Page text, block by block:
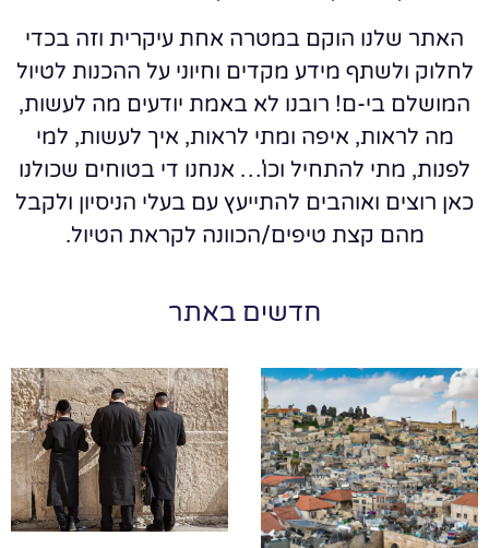
האתר שלנו הוקם במטרה אחת עיקרית וזה בכדי
לחלוק ולשתף מידע מקדים וחיוני על ההכנות לטיול
המושלם בי-ם! רובנו לא באמת יודעים מה לעשות,
מה לראות, איפה ומתי לראות, איך לעשות, למי
לפנות, מתי להתחיל וכו'… אנחנו די בטוחים שכולנו
כאן רוצים ואוהבים להתייעץ עם בעלי הניסיון ולקבל
מהם קצת טיפים/הכוונה לקראת הטיול.
חדשים באתר